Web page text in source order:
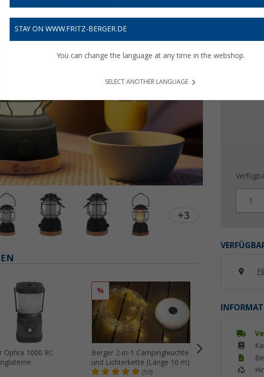
+3
Preise inkl.
1
Ophra 1000 RC
%
Berger 2-in-1 Campingleuchte
und Lichterkette (Länge 10 m)
(59)
Berger Gilmor 3-
Tischleuchte
(8)
STAY ON WWW.FRITZ-BERGER.DE
You can change the language at any time in the webshop.
SELECT ANOTHER LANGUAGE